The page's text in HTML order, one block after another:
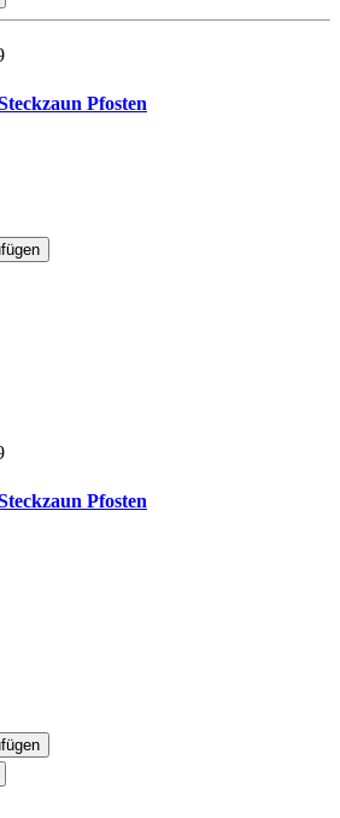
Pfosten
Pfosten